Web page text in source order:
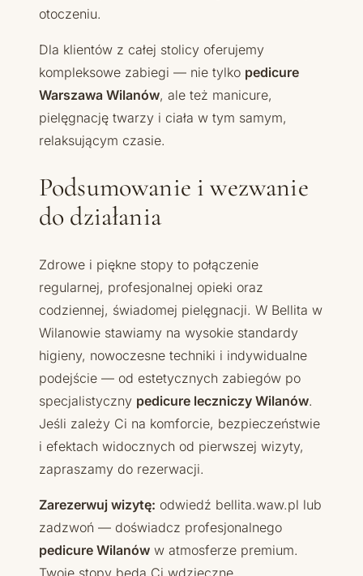
otoczeniu.
Dla klientów z całej stolicy oferujemy
kompleksowe zabiegi — nie tylko pedicure
Warszawa Wilanów, ale też manicure,
pielęgnację twarzy i ciała w tym samym,
relaksującym czasie.
Podsumowanie i wezwanie
do działania
Zdrowe i piękne stopy to połączenie
regularnej, profesjonalnej opieki oraz
codziennej, świadomej pielęgnacji. W Bellita w
Wilanowie stawiamy na wysokie standardy
higieny, nowoczesne techniki i indywidualne
podejście — od estetycznych zabiegów po
specjalistyczny pedicure leczniczy Wilanów.
Jeśli zależy Ci na komforcie, bezpieczeństwie
i efektach widocznych od pierwszej wizyty,
zapraszamy do rezerwacji.
Zarezerwuj wizytę: odwiedź bellita.waw.pl lub
zadzwoń — doświadcz profesjonalnego
pedicure Wilanów w atmosferze premium.
Twoje stopy będą Ci wdzięczne.